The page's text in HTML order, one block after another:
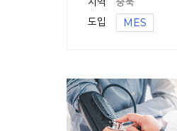
도입
MES